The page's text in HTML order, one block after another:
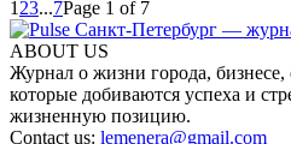
1 23...7Page 1 of 7
ABOUT US
Журнал о жизни города,
которые добиваются успеха и
жизненную позицию.
Contact us: lemenera@gmail.com